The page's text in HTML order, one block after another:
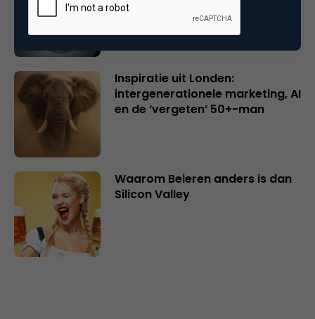
verbinder van industrieën
belangrijker en urgenter dan
ooit
Inspiratie uit Londen:
intergenerationele marketing, AI
en de ‘vergeten’ 50+-man
Waarom Beieren anders is dan
Silicon Valley